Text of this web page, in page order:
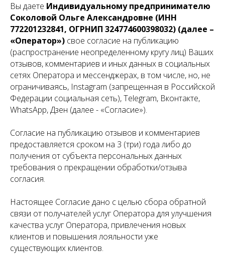
Вы даете Индивидуальному предпринимателю
Соколовой Ольге Александровне (ИНН
772201232841, ОГРНИП 324774600398032) (далее –
«Оператор») свое согласие на публикацию
(распространение неопределенному кругу лиц) Ваших
отзывов, комментариев и иных данных в социальных
сетях Оператора и мессенджерах, в том числе, но, не
ограничиваясь, Instagram (запрещенная в Российской
Федерации социальная сеть), Telegram, Вконтакте,
WhatsApp, Дзен (далее - «Согласие»).
Согласие на публикацию отзывов и комментариев
предоставляется сроком на 3 (три) года либо до
получения от субъекта персональных данных
требования о прекращении обработки/отзыва
согласия.
Настоящее Согласие дано с целью сбора обратной
связи от получателей услуг Оператора для улучшения
качества услуг Оператора, привлечения новых
клиентов и повышения лояльности уже
существующих клиентов.